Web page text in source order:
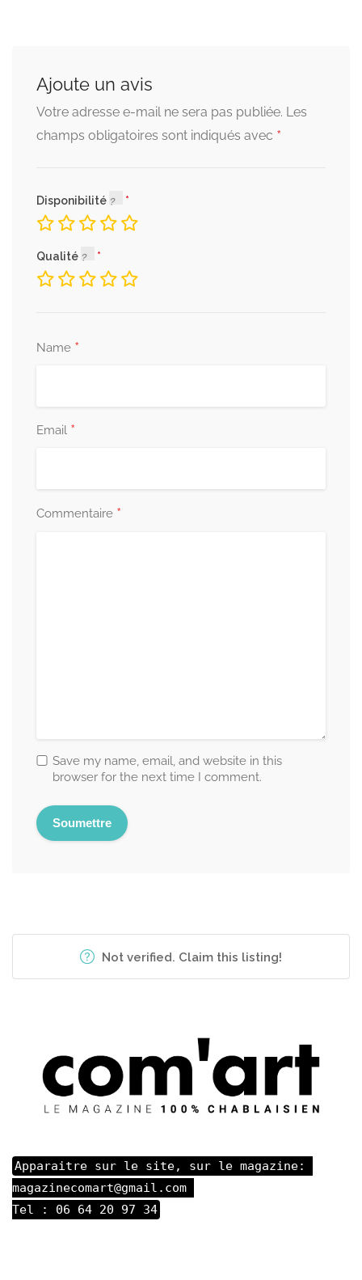
Ajoute un avis
Votre adresse e-mail ne sera pas publiée. Les
champs obligatoires sont indiqués avec *
Disponibilité
Qualité
Name *
Email *
Commentaire *
Save my name, email, and website in this
browser for the next time I comment.
Not verified. Claim this listing!
Apparaitre sur le site, sur le magazine:
magazinecomart@gmail.com
Tel : 06 64 20 97 34